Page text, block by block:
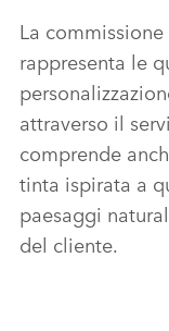
La
rappresenta le
attraverso il
comprende
tinta ispirata a
paesaggi
del cliente.